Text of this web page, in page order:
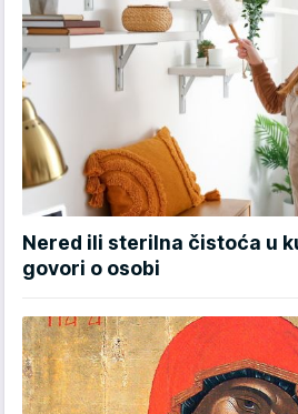
Nered ili sterilna čistoća u
govori o osobi